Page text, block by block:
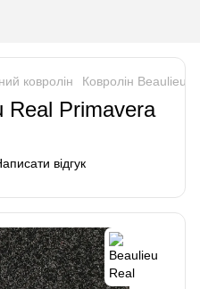
ковролін Ковролін Beaulieu
Real Primavera
відгук